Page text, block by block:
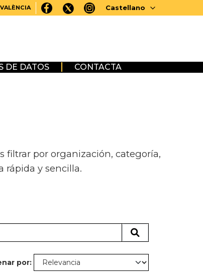
Castellano
DE DATOS CONTACTA
filtrar por organización, categoría,
rápida y sencilla.
por